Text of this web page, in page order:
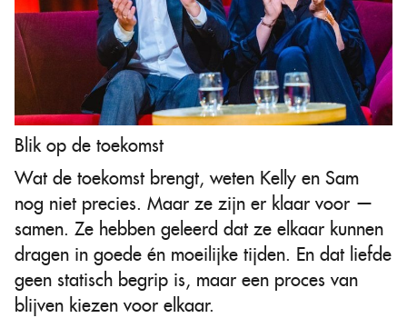
Blik op de toekomst
Wat de toekomst brengt, weten Kelly en Sam
nog niet precies. Maar ze zijn er klaar voor —
samen. Ze hebben geleerd dat ze elkaar kunnen
dragen in goede én moeilijke tijden. En dat liefde
geen statisch begrip is, maar een proces van
blijven kiezen voor elkaar.